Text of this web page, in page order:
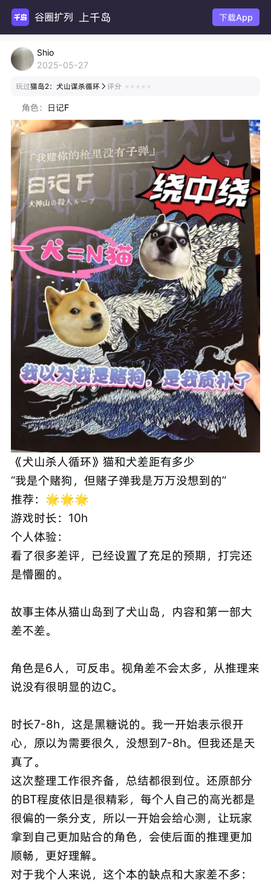
谷圈扩列 上千岛 下载App
Shio
2025-05-27
玩过猫岛2：犬山谋杀循环 评分
角色： 日记F
《犬山杀人循环》猫和犬差距有多少
“我是个赌狗，但赌子弹我是万万没想到的”
推荐：🌟🌟🌟
游戏时长：10h
个人体验：
看了很多差评，已经设置了充足的预期，打完还
是懵圈的。
故事主体从猫山岛到了犬山岛，内容和第一部大
差不差。
角色是6人，可反串。视角差不会太多，从推理来
说没有很明显的边C。
时长7-8h，这是黑糖说的。我一开始表示很开
心，原以为需要很久，没想到7-8h。但我还是天
真了。
这次整理工作很齐备，总结都很到位。还原部分
的BT程度依旧是很精彩，每个人自己的高光都是
很偏的一条分支，所以一开始会给心测，让玩家
拿到自己更加贴合的角色，会使后面的推理更加
顺畅，更好理解。
对于我个人来说，这个本的缺点和大家差不多：